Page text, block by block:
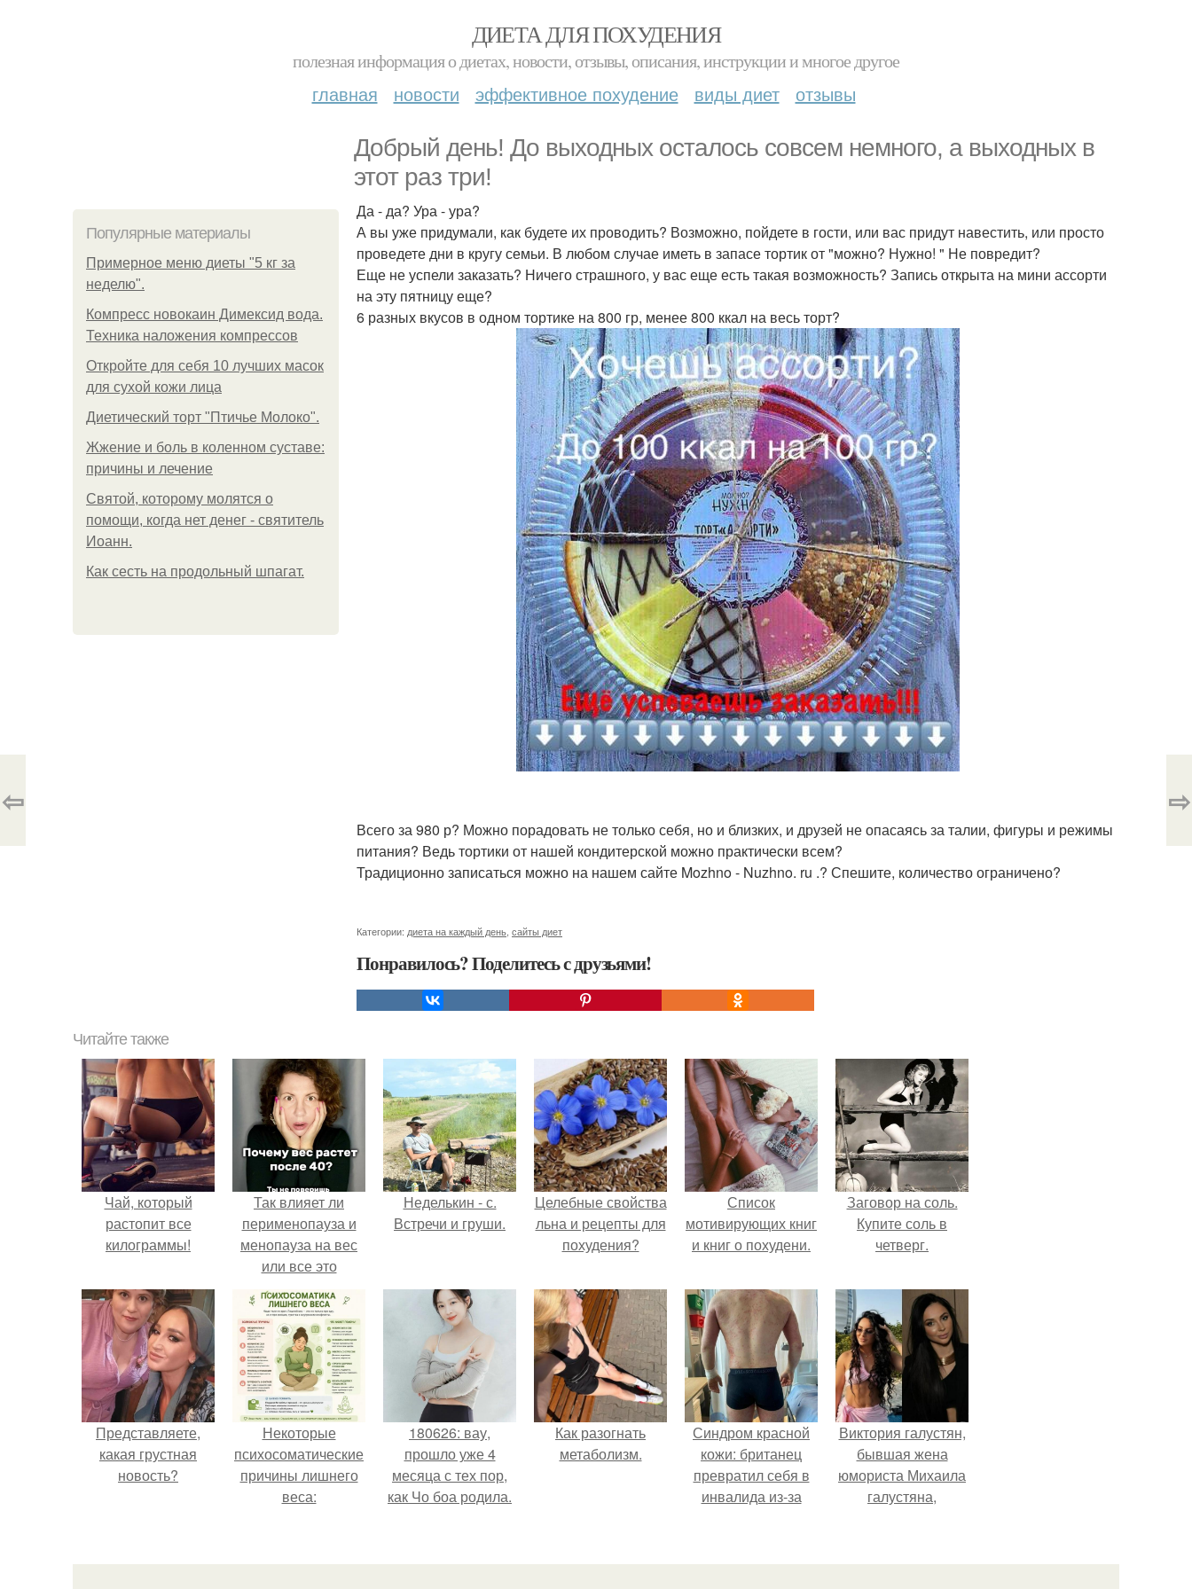
ДИЕТА ДЛЯ ПОХУДЕНИЯ
полезная информация о диетах, новости, отзывы, описания, инструкции и многое другое
главная новости эффективное похудение виды диет отзывы
Добрый день! До выходных осталось совсем немного, а выходных в
этот раз три!
Популярные материалы
Примерное меню диеты "5 кг за
неделю".
Компресс новокаин Димексид вода.
Техника наложения компрессов
Откройте для себя 10 лучших масок
для сухой кожи лица
Диетический торт "Птичье Молоко".
Жжение и боль в коленном суставе:
причины и лечение
Святой, которому молятся о
помощи, когда нет денег - святитель
Иоанн.
Как сесть на продольный шпагат.
Да - да? Ура - ура?
А вы уже придумали, как будете их проводить? Возможно, пойдете в гости, или вас придут навестить, или просто
проведете дни в кругу семьи. В любом случае иметь в запасе тортик от "можно? Нужно! " Не повредит?
Еще не успели заказать? Ничего страшного, у вас еще есть такая возможность? Запись открыта на мини ассорти
на эту пятницу еще?
6 разных вкусов в одном тортике на 800 гр, менее 800 ккал на весь торт?
Всего за 980 р? Можно порадовать не только себя, но и близких, и друзей не опасаясь за талии, фигуры и режимы
питания? Ведь тортики от нашей кондитерской можно практически всем?
Традиционно записаться можно на нашем сайте Mozhno - Nuzhno. ru .? Спешите, количество ограничено?
Категории: диета на каждый день сайты диет
Понравилось? Поделитесь с друзьями!
⇦ ⇨
Читайте также
Чай, который
растопит все
килограммы!
Так влияет ли
перименопауза и
менопауза на вес
или все это
ерунда?
Неделькин - с.
Встречи и груши.
Целебные свойства
льна и рецепты для
похудения?
Список
мотивирующих книг
и книг о похудени.
Заговор на соль.
Купите соль в
четверг.
Представляете,
какая грустная
новость?
Некоторые
психосоматические
причины лишнего
веса:
180626: вау,
прошло уже 4
месяца с тех пор,
как Чо боа родила.
Как разогнать
метаболизм.
Синдром красной
кожи: британец
превратил себя в
инвалида из-за
мази.
Виктория галустян,
бывшая жена
юмориста Михаила
галустяна,
последствиях